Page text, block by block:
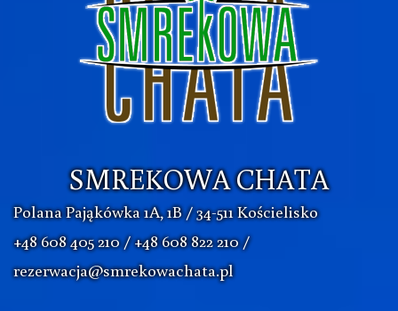
SMREKOWA CHATA
Polana Pająkówka 1A, 1B / 34-511 Kościelisko
+48 608 405 210 / +48 608 822 210 /
rezerwacja@smrekowachata.pl